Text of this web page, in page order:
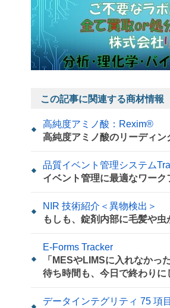
この記事に関連する商材情報
高純度アミノ酸：Rexim®
高純度アミノ酸のリーディン
品質イベント管理システム
イベント管理に最適なワー
NIR 技術紹介＜異物検出＞
もしも、錠剤内部に毛髪や虫
E-Forms Tracker
「MESやLIMSに入れなかっ
待ち時間も、今日で終わりに
データインテグリティ 75 項